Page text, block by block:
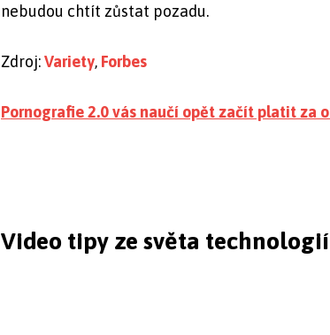
nebudou chtít zůstat pozadu.
Zdroj:Variety, Forbes
Pornografie 2.0 vás naučí opět začít platit za
Video tipy ze světa